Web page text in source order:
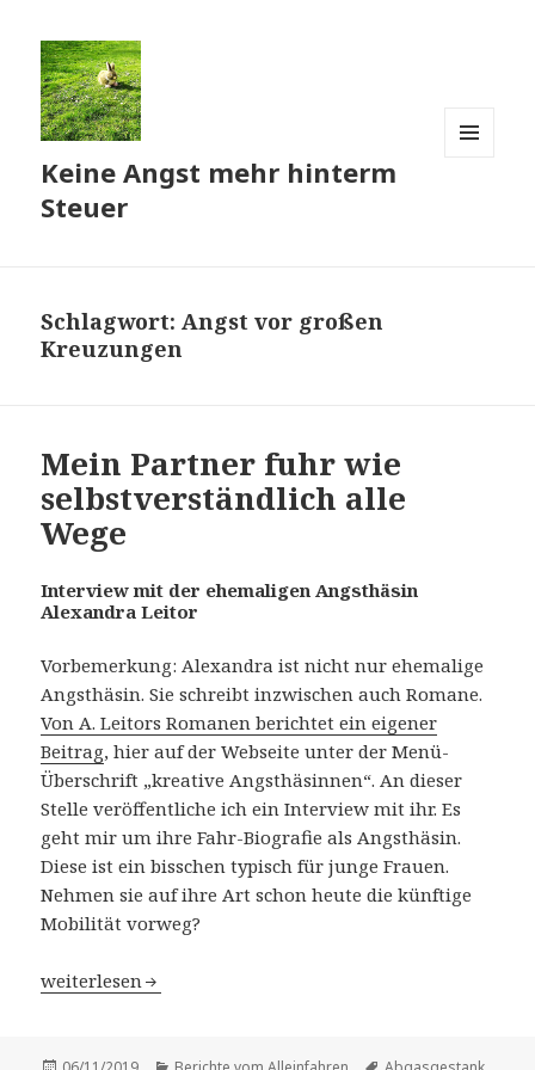
Keine Angst mehr hinterm
Steuer
Schlagwort:Angst vor großen
Kreuzungen
Mein Partner fuhr wie
selbstverständlich alle
Wege
Interview mit der ehemaligen Angsthäsin
Alexandra Leitor
Vorbemerkung: Alexandra ist nicht nur ehemalige
Angsthäsin. Sie schreibt inzwischen auch Romane.
Von A. Leitors Romanen berichtet ein eigener
Beitrag, hier auf der Webseite unter der Menü-
Überschrift „kreative Angsthäsinnen“. An dieser
Stelle veröffentliche ich ein Interview mit ihr. Es
geht mir um ihre Fahr-Biografie als Angsthäsin.
Diese ist ein bisschen typisch für junge Frauen.
Nehmen sie auf ihre Art schon heute die künftige
Mobilität vorweg?
Mein Partner fuhr wie selbstverständlich alle Wege
weiterlesen
Veröffentlicht Kategorien Schlagwörter